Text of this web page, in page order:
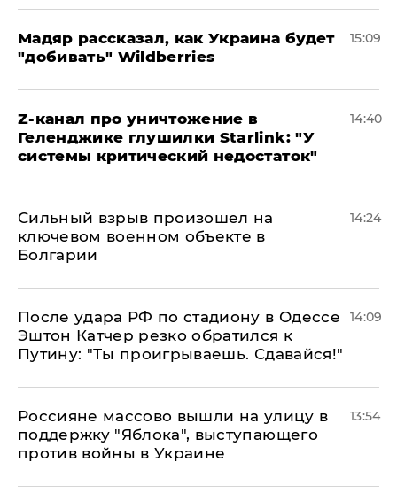
Мадяр рассказал, как Украина будет
"добивать" Wildberries
15:09
Z-канал про уничтожение в
Геленджике глушилки Starlink: "У
системы критический недостаток"
14:40
Сильный взрыв произошел на
ключевом военном объекте в
Болгарии
14:24
После удара РФ по стадиону в Одессе
Эштон Катчер резко обратился к
Путину: "Ты проигрываешь. Сдавайся!"
14:09
Россияне массово вышли на улицу в
поддержку "Яблока", выступающего
против войны в Украине
13:54